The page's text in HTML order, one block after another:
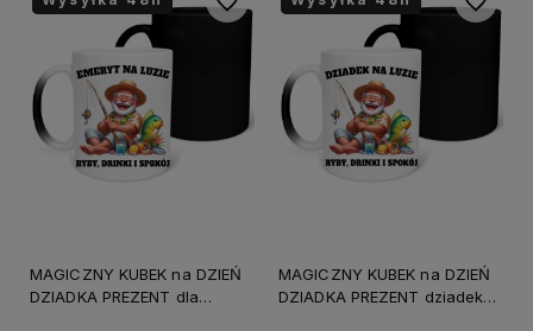
MAGICZNY KUBEK na DZIEŃ
DZIADKA PREZENT dla
MAGICZNY KUBEK na DZIEŃ
DZIADKA PREZENT dziadek